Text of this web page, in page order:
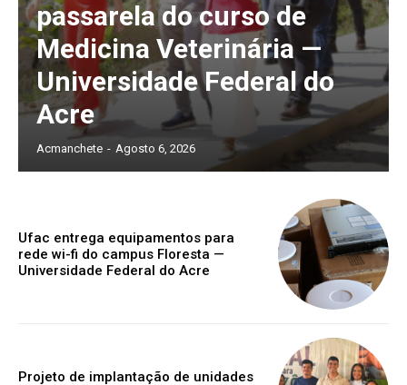
passarela do curso de
Medicina Veterinária —
Universidade Federal do
Acre
Acmanchete - Agosto 6, 2026
Ufac entrega equipamentos para
rede wi-fi do campus Floresta —
Universidade Federal do Acre
Projeto de implantação de unidades